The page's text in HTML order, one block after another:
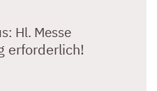
Hl. Messe
erforderlich!